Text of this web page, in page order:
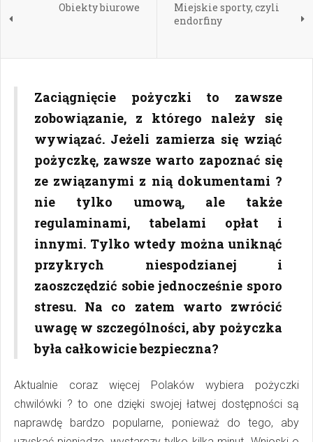
Obiekty biurowe
Miejskie sporty, czyli
endorfiny
Zaciągnięcie pożyczki to zawsze
zobowiązanie, z którego należy się
wywiązać. Jeżeli zamierza się wziąć
pożyczkę, zawsze warto zapoznać się
ze związanymi z nią dokumentami ?
nie tylko umową, ale także
regulaminami, tabelami opłat i
innymi. Tylko wtedy można uniknąć
przykrych niespodzianej i
zaoszczędzić sobie jednocześnie sporo
stresu. Na co zatem warto zwrócić
uwagę w szczególności, aby pożyczka
była całkowicie bezpieczna?
Aktualnie coraz więcej Polaków wybiera pożyczki
chwilówki ? to one dzięki swojej łatwej dostępności są
naprawdę bardzo popularne, ponieważ do tego, aby